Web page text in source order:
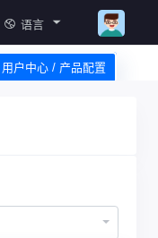
语言
用户中心 / 产品配置